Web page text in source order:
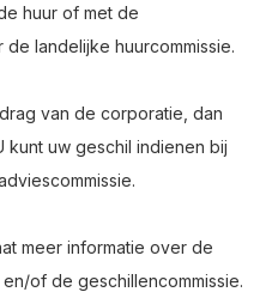
huur of met de
landelijke huurcommissie.
van de corporatie, dan
uw geschil indienen bij
meer informatie over de
of de geschillencommissie.